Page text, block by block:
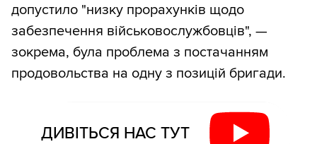
допустило "низку прорахунків щодо
забезпечення військовослужбовців", —
зокрема, була проблема з постачанням
продовольства на одну з позицій бригади.
ДИВІТЬСЯ НАС ТУТ